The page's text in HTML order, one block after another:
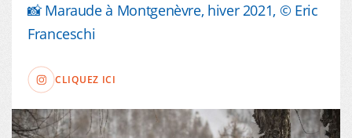
📸 Maraude à Montgenèvre, hiver 2021, ©️ Eric
Franceschi
CLIQUEZ ICI